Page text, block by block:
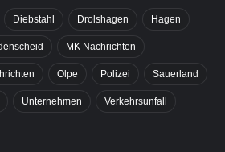
Diebstahl Drolshagen Hagen
MK Nachrichten
Olpe Polizei Sauerland
Unternehmen Verkehrsunfall